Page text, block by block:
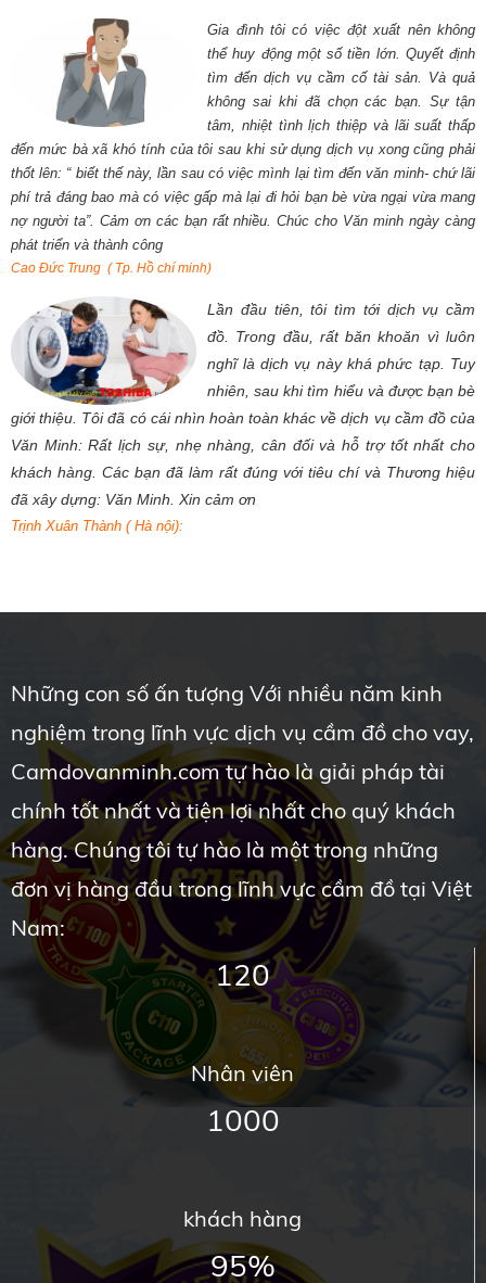
Gia đình tôi có việc đột xuất nên không
thể huy động một số tiền lớn. Quyết định
tìm đến dịch vụ cầm cố tài sản. Và quả
không sai khi đã chọn các bạn. Sự tận
tâm, nhiệt tình lịch thiệp và lãi suất thấp
đến mức bà xã khó tính của tôi sau khi sử dụng dịch vụ xong cũng phải
thốt lên: “ biết thế này, lần sau có việc mình lại tìm đến văn minh- chứ lãi
phí trả đáng bao mà có việc gấp mà lại đi hỏi bạn bè vừa ngại vừa mang
nợ người ta”. Cảm ơn các bạn rất nhiều. Chúc cho Văn minh ngày càng
phát triển và thành công
Cao Đức Trung ( Tp. Hồ chí minh)
Lần đầu tiên, tôi tìm tới dịch vụ cầm
đồ. Trong đầu, rất băn khoăn vì luôn
nghĩ là dịch vụ này khá phức tạp. Tuy
nhiên, sau khi tìm hiểu và được bạn bè
giới thiệu. Tôi đã có cái nhìn hoàn toàn khác về dịch vụ cầm đồ của
Văn Minh: Rất lịch sự, nhẹ nhàng, cân đối và hỗ trợ tốt nhất cho
khách hàng. Các bạn đã làm rất đúng với tiêu chí và Thương hiệu
đã xây dựng: Văn Minh. Xin cảm ơn
Trịnh Xuân Thành ( Hà nội):
Những con số ấn tượng Với nhiều năm kinh
nghiệm trong lĩnh vực dịch vụ cầm đồ cho vay,
Camdovanminh.com tự hào là giải pháp tài
chính tốt nhất và tiện lợi nhất cho quý khách
hàng. Chúng tôi tự hào là một trong những
đơn vị hàng đầu trong lĩnh vực cầm đồ tại Việt
Nam:
120
Nhân viên
1000
khách hàng
95%